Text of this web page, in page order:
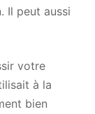
Il peut aussi
votre
à la
bien